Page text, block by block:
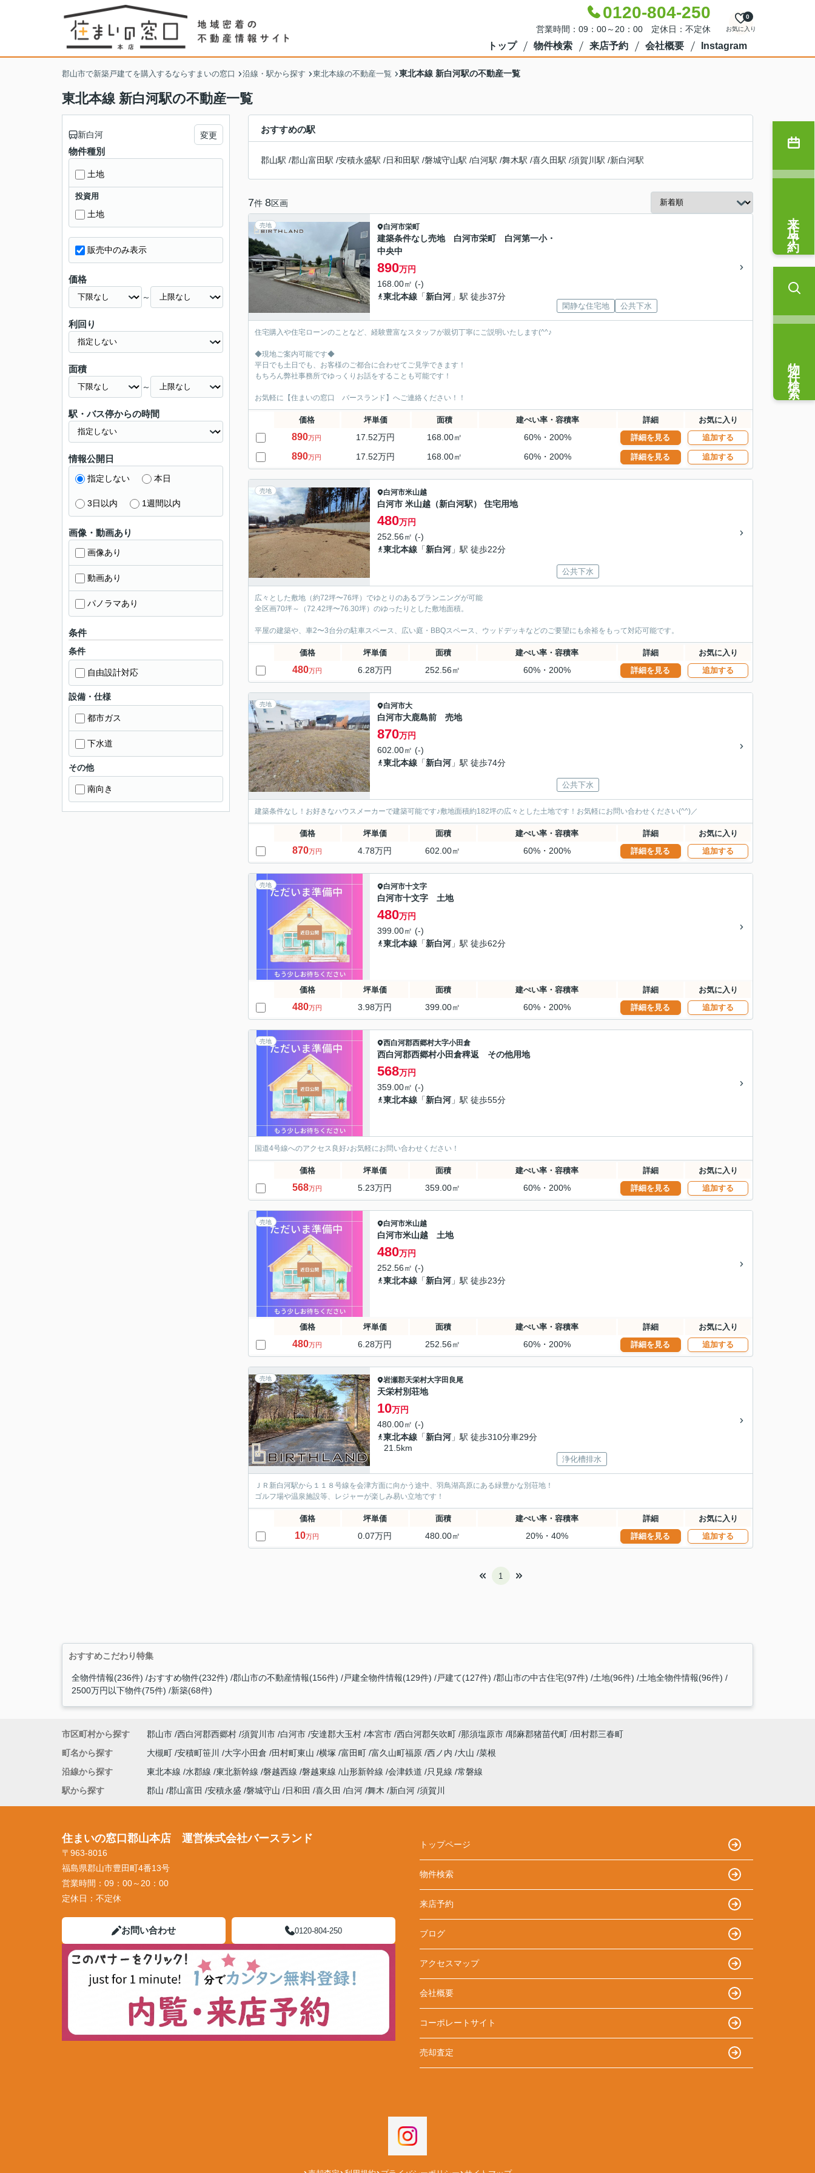
0120-804-250
営業時間：09：00～20：00 定休日：不定休 お気に入り
0
トップ 物件検索 来店予約 会社概要 Instagram
郡山市で新築戸建てを購入するならすまいの窓口 沿線・駅から探す 東北本線の不動産一覧 東北本線 新白河駅の不動産一覧
東北本線 新白河駅の不動産一覧
おすすめの駅
郡山駅 /郡山富田駅 /安積永盛駅 /日和田駅 /磐城守山駅 /白河駅 /舞木駅 /喜久田駅 /須賀川駅 /新白河駅
7件 8区画
売地 白河市栄町
建築条件なし売地 白河市栄町 白河第一小・
中央中
890万円
168.00㎡ (-)
東北本線 「新白河 」駅 徒歩37分
閑静な住宅地 公共下水
住宅購入や住宅ローンのことなど、経験豊富なスタッフが親切丁寧にご説明いたします(^^♪
◆現地ご案内可能です◆
平日でも土日でも、お客様のご都合に合わせてご見学できます！
もちろん弊社事務所でゆっくりお話をすることも可能です！
お気軽に【住まいの窓口 バースランド】へご連絡ください！！
価格 坪単価 面積 建ぺい率・容積率 詳細 お気に入り
890万円 17.52万円 168.00㎡ 60%・200% 詳細を見る 追加する
890万円 17.52万円 168.00㎡ 60%・200% 詳細を見る 追加する
売地 白河市米山越
白河市 米山越（新白河駅） 住宅用地
480万円
252.56㎡ (-)
東北本線 「新白河 」駅 徒歩22分
公共下水
広々とした敷地（約72坪〜76坪）でゆとりのあるプランニングが可能
全区画70坪～（72.42坪〜76.30坪）のゆったりとした敷地面積。
平屋の建築や、車2〜3台分の駐車スペース、広い庭・BBQスペース、ウッドデッキなどのご要望にも余裕をもって対応可能です。
価格 坪単価 面積 建ぺい率・容積率 詳細 お気に入り
480万円 6.28万円 252.56㎡ 60%・200% 詳細を見る 追加する
売地 白河市大
白河市大鹿島前 売地
870万円
602.00㎡ (-)
東北本線 「新白河 」駅 徒歩74分
公共下水
建築条件なし！お好きなハウスメーカーで建築可能です♪敷地面積約182坪の広々とした土地です！お気軽にお問い合わせください(^^)／
価格 坪単価 面積 建ぺい率・容積率 詳細 お気に入り
870万円 4.78万円 602.00㎡ 60%・200% 詳細を見る 追加する
売地 白河市十文字
白河市十文字 土地
480万円
399.00㎡ (-)
東北本線 「新白河 」駅 徒歩62分
価格 坪単価 面積 建ぺい率・容積率 詳細 お気に入り
480万円 3.98万円 399.00㎡ 60%・200% 詳細を見る 追加する
売地 西白河郡西郷村大字小田倉
西白河郡西郷村小田倉稗返 その他用地
568万円
359.00㎡ (-)
東北本線 「新白河 」駅 徒歩55分
国道4号線へのアクセス良好♪お気軽にお問い合わせください！
価格 坪単価 面積 建ぺい率・容積率 詳細 お気に入り
568万円 5.23万円 359.00㎡ 60%・200% 詳細を見る 追加する
売地 白河市米山越
白河市米山越 土地
480万円
252.56㎡ (-)
東北本線 「新白河 」駅 徒歩23分
価格 坪単価 面積 建ぺい率・容積率 詳細 お気に入り
480万円 6.28万円 252.56㎡ 60%・200% 詳細を見る 追加する
売地 岩瀬郡天栄村大字田良尾
天栄村別荘地
10万円
480.00㎡ (-)
東北本線 「新白河 」駅 徒歩310分車29分
21.5km
浄化槽排水
ＪＲ新白河駅から１１８号線を会津方面に向かう途中、羽鳥湖高原にある緑豊かな別荘地！
ゴルフ場や温泉施設等、レジャーが楽しみ易い立地です！
価格 坪単価 面積 建ぺい率・容積率 詳細 お気に入り
10万円 0.07万円 480.00㎡ 20%・40% 詳細を見る 追加する
1
新白河 変更
物件種別
土地
投資用
土地
販売中のみ表示
価格
～
利回り
面積
～
駅・バス停からの時間
情報公開日
指定しない 本日
3日以内 1週間以内
画像・動画あり
画像あり
動画あり
パノラマあり
条件
条件
自由設計対応
設備・仕様
都市ガス
下水道
その他
南向き
おすすめこだわり特集
全物件情報(236件) おすすめ物件(232件) 郡山市の不動産情報(156件) 戸建全物件情報(129件) 戸建て(127件) 郡山市の中古住宅(97件) 土地(96件)
土地全物件情報(96件)
2500万円以下物件(75件)
新築(68件)
来店予約
市区町村から探す 郡山市 西白河郡西郷村 須賀川市 白河市 安達郡大玉村 本宮市 西白河郡矢吹町 那須塩原市 耶麻郡猪苗代町
田村郡三春町
町名から探す
大槻町 安積町笹川 大字小田倉 田村町東山 横塚 富田町 富久山町福原 西ノ内 大山 菜根
沿線から探す
東北本線 水郡線 東北新幹線 磐越西線 磐越東線 山形新幹線 会津鉄道 只見線 常磐線
駅から探す
郡山 郡山富田 安積永盛 磐城守山 日和田 喜久田 白河 舞木 新白河 須賀川
住まいの窓口郡山本店 運営株式会社バースランド
〒963-8016
福島県郡山市豊田町4番13号
営業時間： 09：00～20：00
定休日： 不定休
お問い合わせ 0120-804-250
トップページ
物件検索
来店予約
ブログ
アクセスマップ
会社概要
コーポレートサイト
売却査定
物件検索